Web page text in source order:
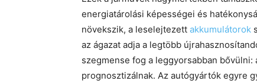
energiatárolási képességei és
növekszik, a leselejtezett akkumulátorok
az ágazat adja a legtöbb
szegmense fog a leggyorsabban bővülni:
prognosztizálnak. Az autógyártók egyre